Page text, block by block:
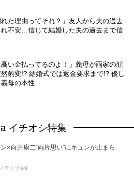
れた理由ってそれ？」友人から夫の過去
れ不安…信じて結婚した夫の過去まで信
高い金払ってるのよ！」義母が両家の顔
豹変!? 結婚式では返金要求まで!? 優し
母の本性
イチオシ特集
×向井康二“両片思い”にキュンが止まら
アップ特集